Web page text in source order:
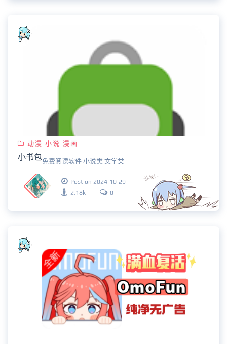
动漫 小说 漫画
小书包免费阅读软件 小说类 文学类
Post on 2024-10-29
2.18k
0